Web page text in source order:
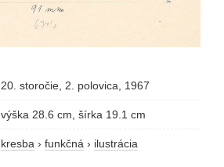
20. storočie, 2. polovica, 1967
výška 28.6 cm, šírka 19.1 cm
kresba › funkčná › ilustrácia